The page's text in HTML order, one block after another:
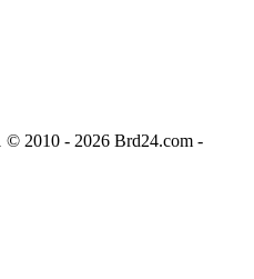
© 2010 - 2026 Brd24.com -